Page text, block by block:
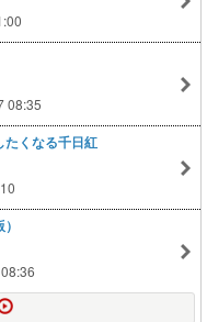
08:35
たくなる千日紅